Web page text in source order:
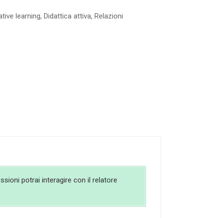
learning, Didattica attiva, Relazioni
potrai interagire con il relatore